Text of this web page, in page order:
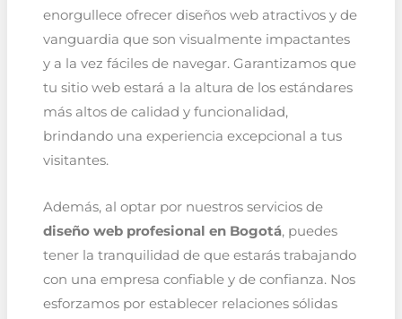
enorgullece ofrecer diseños web atractivos y de
vanguardia que son visualmente impactantes
y a la vez fáciles de navegar. Garantizamos que
tu sitio web estará a la altura de los estándares
más altos de calidad y funcionalidad,
brindando una experiencia excepcional a tus
visitantes.
Además, al optar por nuestros servicios de
diseño web profesional en Bogotá, puedes
tener la tranquilidad de que estarás trabajando
con una empresa confiable y de confianza. Nos
esforzamos por establecer relaciones sólidas